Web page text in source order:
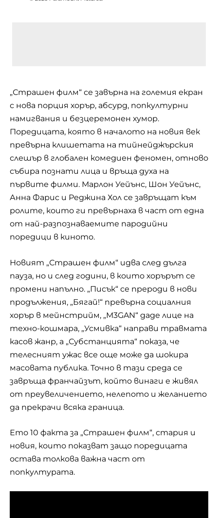
„Страшен филм“ се завърна на големия екран
с нова порция хорър, абсурд, попкултурни
намигвания и безцеремонен хумор.
Поредицата, която в началото на новия век
превърна клишетата на тийнейджърския
слешър в глобален комедиен феномен, отново
събира познати лица и връща духа на
първите филми. Марлон Уейънс, Шон Уейънс,
Анна Фарис и Реджина Хол се завръщат към
ролите, които ги превърнаха в част от една
от най-разпознаваемите пародийни
поредици в киното.
Новият „Страшен филм“ идва след дълга
пауза, но и след години, в които хорърът се
промени напълно. „Писък“ се прероди в нови
продължения, „Бягай!“ превърна социалния
хорър в мейнстрийм, „M3GAN“ даде лице на
техно-кошмара, „Усмивка“ направи травмата
касов жанр, а „Субстанцията“ показа, че
телесният ужас все още може да шокира
масовата публика. Точно в тази среда се
завръща франчайзът, който винаги е живял
от преувеличението, нелепото и желанието
да прекрачи всяка граница.
Ето 10 факта за „Страшен филм“, стария и
новия, които показват защо поредицата
остава толкова важна част от
попкултурата.